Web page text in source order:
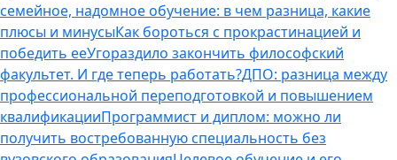
семейное, надомное обучение: в чем разница, какие
плюсы и минусыКак бороться с прокрастинацией и
победить ееУгораздило закончить философский
факультет. И где теперь работать?ДПО: разница между
профессиональной переподготовкой и повышением
квалификацииПрограммист и диплом: можно ли
получить востребованную специальность без